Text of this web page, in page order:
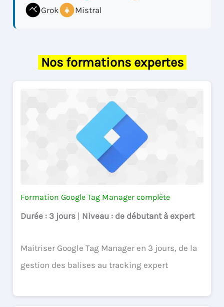
Grok
Mistral
Nos formations expertes
Formation Google Tag Manager complète
Durée : 3 jours | Niveau : de débutant à expert
Maitriser Google Tag Manager en 3 jours, de la
gestion des balises au tracking expert